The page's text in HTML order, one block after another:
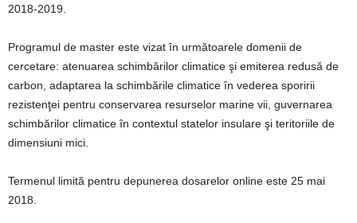
2018-2019.
Programul de master este vizat în următoarele domenii de
cercetare: atenuarea schimbărilor climatice şi emiterea redusă de
carbon, adaptarea la schimbările climatice în vederea sporirii
rezistenţei pentru conservarea resurselor marine vii, guvernarea
schimbărilor climatice în contextul statelor insulare şi teritoriile de
dimensiuni mici.
Termenul limită pentru depunerea dosarelor online este 25 mai
2018.